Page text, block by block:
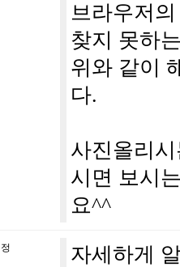
브라우저
찾지 못하
위와 같이
다.
사진올리
시면 보시
요^^
자세하게